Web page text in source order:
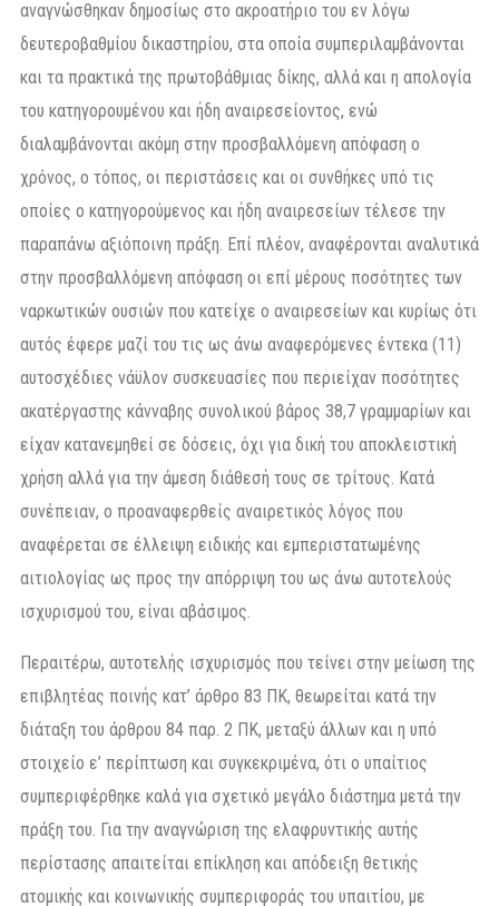
αναγνώσθηκαν δημοσίως στο ακροατήριο του εν λόγω
δευτεροβαθμίου δικαστηρίου, στα οποία συμπεριλαμβάνονται
και τα πρακτικά της πρωτοβάθμιας δίκης, αλλά και η απολογία
του κατηγορουμένου και ήδη αναιρεσείοντος, ενώ
διαλαμβάνονται ακόμη στην προσβαλλόμενη απόφαση ο
χρόνος, ο τόπος, οι περιστάσεις και οι συνθήκες υπό τις
οποίες ο κατηγορούμενος και ήδη αναιρεσείων τέλεσε την
παραπάνω αξιόποινη πράξη. Επί πλέον, αναφέρονται αναλυτικά
στην προσβαλλόμενη απόφαση οι επί μέρους ποσότητες των
ναρκωτικών ουσιών που κατείχε ο αναιρεσείων και κυρίως ότι
αυτός έφερε μαζί του τις ως άνω αναφερόμενες έντεκα (11)
αυτοσχέδιες νάϋλον συσκευασίες που περιείχαν ποσότητες
ακατέργαστης κάνναβης συνολικού βάρος 38,7 γραμμαρίων και
είχαν κατανεμηθεί σε δόσεις, όχι για δική του αποκλειστική
χρήση αλλά για την άμεση διάθεσή τους σε τρίτους. Κατά
συνέπειαν, ο προαναφερθείς αναιρετικός λόγος που
αναφέρεται σε έλλειψη ειδικής και εμπεριστατωμένης
αιτιολογίας ως προς την απόρριψη του ως άνω αυτοτελούς
ισχυρισμού του, είναι αβάσιμος.
Περαιτέρω, αυτοτελής ισχυρισμός που τείνει στην μείωση της
επιβλητέας ποινής κατ’ άρθρο 83 ΠΚ, θεωρείται κατά την
διάταξη του άρθρου 84 παρ. 2 ΠΚ, μεταξύ άλλων και η υπό
στοιχείο ε’ περίπτωση και συγκεκριμένα, ότι ο υπαίτιος
συμπεριφέρθηκε καλά για σχετικό μεγάλο διάστημα μετά την
πράξη του. Για την αναγνώριση της ελαφρυντικής αυτής
περίστασης απαιτείται επίκληση και απόδειξη θετικής
ατομικής και κοινωνικής συμπεριφοράς του υπαιτίου, με